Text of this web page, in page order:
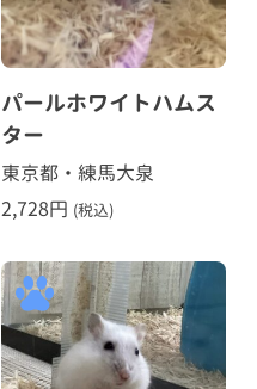
パールホワイトハムス
ター
東京都・練馬大泉
2,728円 (税込)